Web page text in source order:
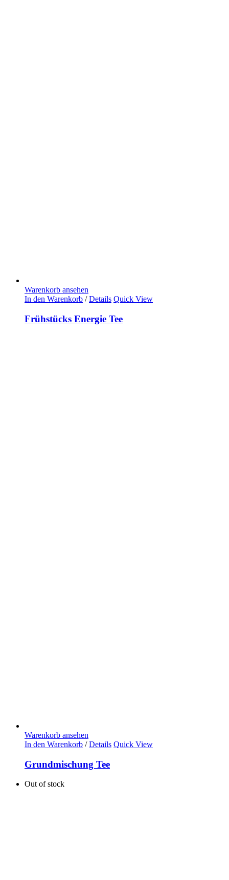
Warenkorb ansehen
In den Warenkorb / Details Quick View
Frühstücks Energie Tee
Warenkorb ansehen
In den Warenkorb / Details Quick View
Grundmischung Tee
Out of stock